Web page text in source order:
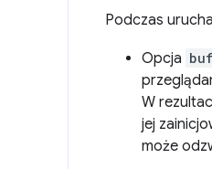
Podczas
Opcja
W
jej
może